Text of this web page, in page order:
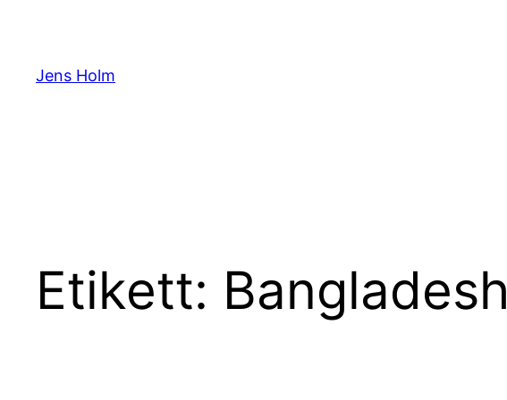
innehåll
Jens Holm
Etikett: Bangladesh